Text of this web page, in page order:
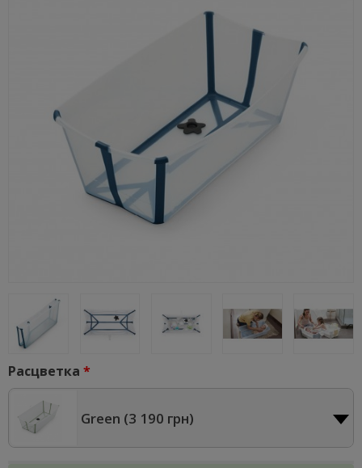
Расцветка
Green (3 190 грн)